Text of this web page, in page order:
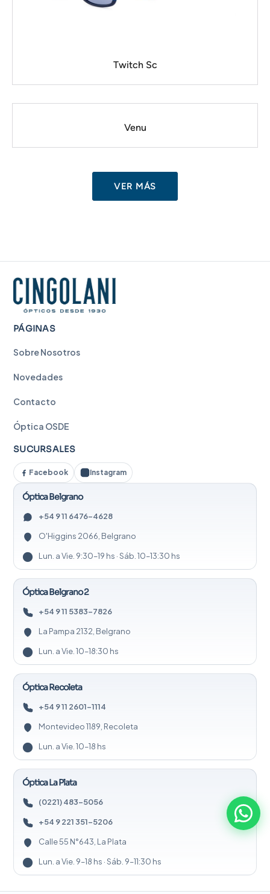
Twitch Sc
Venu
VER MÁS
PÁGINAS
Sobre Nosotros
Novedades
Contacto
Óptica OSDE
SUCURSALES
Facebook Instagram
Óptica Belgrano
+54 9 11 6476-4628
O'Higgins 2066, Belgrano
Lun. a Vie. 9:30–19 hs · Sáb. 10–13:30 hs
Óptica Belgrano 2
+54 9 11 5383-7826
La Pampa 2132, Belgrano
Lun. a Vie. 10–18:30 hs
Óptica Recoleta
+54 9 11 2601-1114
Montevideo 1189, Recoleta
Lun. a Vie. 10–18 hs
Óptica La Plata
(0221) 483-5056
+54 9 221 351-5206
Calle 55 N°643, La Plata
Lun. a Vie. 9–18 hs · Sáb. 9–11:30 hs